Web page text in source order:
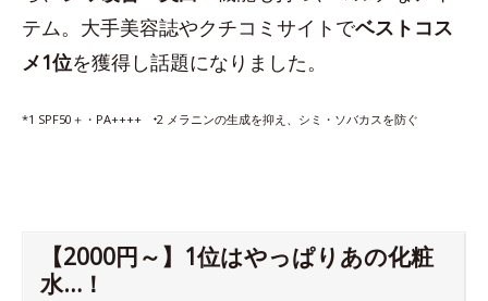
テム。大手美容誌やクチコミサイトでベストコス
メ1位を獲得し話題になりました。
*1 SPF50＋・PA++++ ⁺2 メラニンの生成を抑え、シミ・ソバカスを防ぐ
【2000円～】1位はやっぱりあの化粧
水…！